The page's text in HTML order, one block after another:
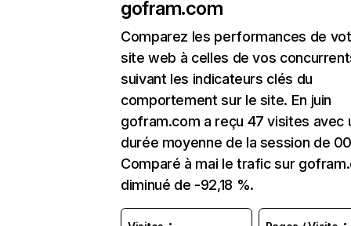
gofram.com
Comparez les performances de
site web à celles de vos
suivant les indicateurs clés du
comportement sur le site. En juin
gofram.com a reçu 47 visites avec
durée moyenne de la session de
Comparé à mai le trafic sur
diminué de -92,18 %.